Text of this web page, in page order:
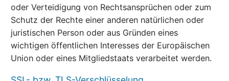
oder Verteidigung von Rechtsansprüchen oder zum
Schutz der Rechte einer anderen natürlichen oder
juristischen Person oder aus Gründen eines
wichtigen öffentlichen Interesses der Europäischen
Union oder eines Mitgliedstaats verarbeitet werden.